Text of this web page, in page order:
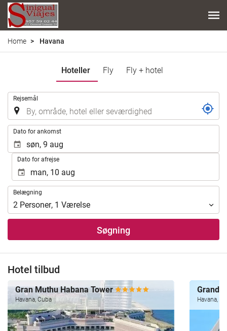
Home Havana
Hoteller Fly Fly + hotel
Rejsemål
Dato for ankomst
Dato for afrejse
Belægning
Belægning
2 Personer, 1 Værelse
Søgning
Hotel tilbud
Gran Muthu Habana Tower
Havana, Cuba
Grand
Havana,